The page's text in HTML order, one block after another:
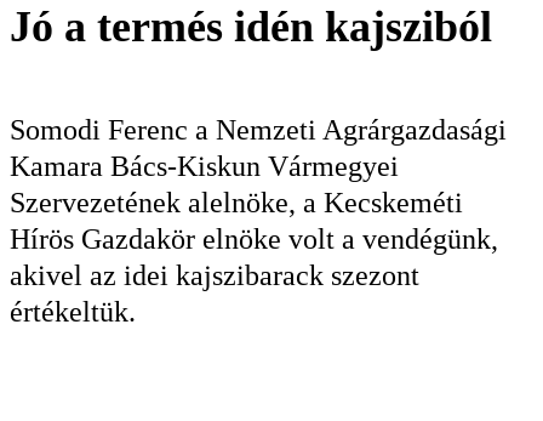
KERESÉS
Jó a termés idén kajsziból
Somodi Ferenc a Nemzeti Agrárgazdasági
Kamara Bács-Kiskun Vármegyei
Szervezetének alelnöke, a Kecskeméti
Hírös Gazdakör elnöke volt a vendégünk,
akivel az idei kajszibarack szezont
értékeltük.